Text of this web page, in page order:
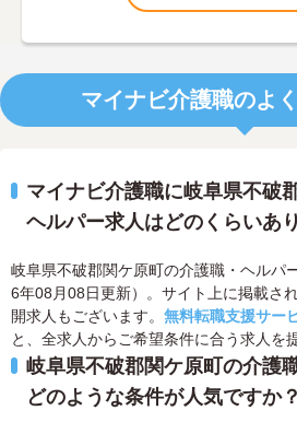
マイナビ介護職のよ
マイナビ介護職に岐阜県不破
ヘルパー求人はどのくらいあ
岐阜県不破郡関ケ原町の介護職・ヘルパ
6年08月08日更新）。サイト上に掲載さ
開求人もございます。 無料転職支援サー
と、全求人からご希望条件に合う求人を
岐阜県不破郡関ケ原町の介護
どのような条件が人気ですか？